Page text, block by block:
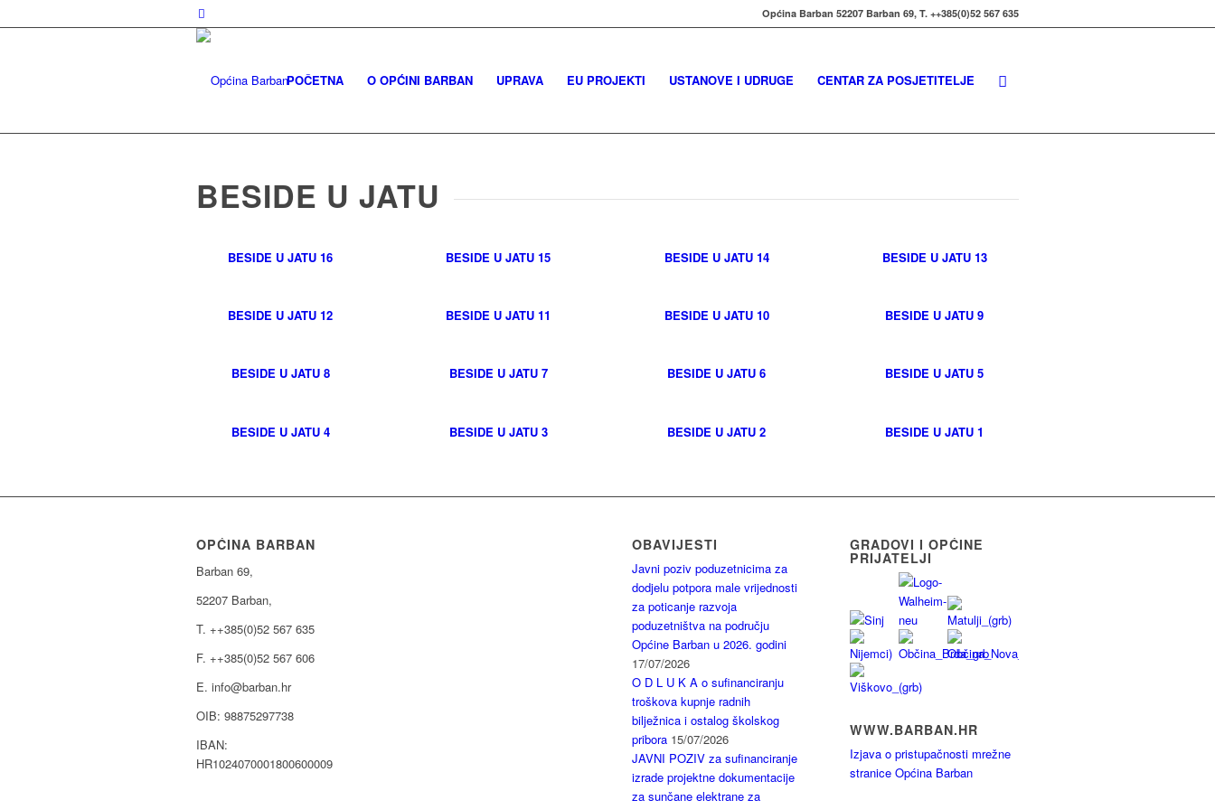
Općina Barban 52207 Barban 69, T. ++385(0)52 567 635
POČETNA O OPĆINI BARBAN UPRAVA EU PROJEKTI USTANOVE I UDRUGE CENTAR ZA POSJETITELJE
BESIDE U JATU
BESIDE U JATU 16 BESIDE U JATU 15 BESIDE U JATU 14 BESIDE U JATU 13
BESIDE U JATU 12 BESIDE U JATU 11 BESIDE U JATU 10 BESIDE U JATU 9
BESIDE U JATU 8 BESIDE U JATU 7 BESIDE U JATU 6 BESIDE U JATU 5
BESIDE U JATU 4 BESIDE U JATU 3 BESIDE U JATU 2 BESIDE U JATU 1
OPĆINA BARBAN
Barban 69,
52207 Barban,
T. ++385(0)52 567 635
F. ++385(0)52 567 606
E. info@barban.hr
OIB: 98875297738
IBAN:
HR1024070001800600009
OBAVIJESTI
Javni poziv poduzetnicima za
dodjelu potpora male vrijednosti
za poticanje razvoja
poduzetništva na području
Općine Barban u 2026. godini
17/07/2026
O D L U K A o sufinanciranju
troškova kupnje radnih
bilježnica i ostalog školskog
pribora 15/07/2026
JAVNI POZIV za sufinanciranje
izrade projektne dokumentacije
za sunčane elektrane za
GRADOVI I OPĆINE
PRIJATELJI
WWW.BARBAN.HR
Izjava o pristupačnosti mrežne
stranice Općina Barban